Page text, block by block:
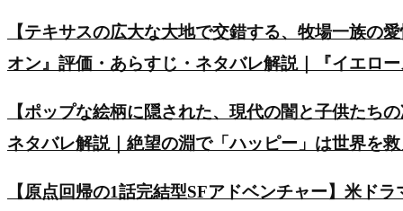
【テキサスの広大な大地で交錯する、牧場一族の
オン』評価・あらすじ・ネタバレ解説｜『イエロ
【ポップな絵柄に隠された、現代の闇と子供たち
ネタバレ解説｜絶望の淵で「ハッピー」は世界を
【原点回帰の1話完結型SFアドベンチャー】米ド